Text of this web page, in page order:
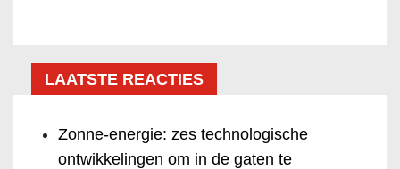
LAATSTE REACTIES
Zonne-energie: zes technologische
ontwikkelingen om in de gaten te